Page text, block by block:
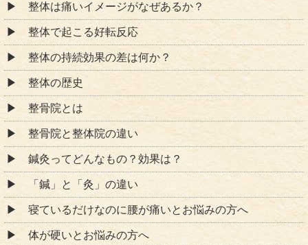
整体は痛いイメージがなぜあるか？
整体で起こる好転反応
整体の持続効果の差は何か？
整体の歴史
整骨院とは
整骨院と整体院の違い
鍼灸ってどんなもの？効果は？
「鍼」と「灸」の違い
寝ているだけなのに腰が痛いとお悩みの方へ
体が硬いとお悩みの方へ